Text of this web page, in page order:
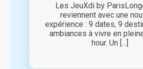
Les JeuXdi by
reviennent avec une
expérience : 9 dates, 9
ambiances à vivre en
hour. Un [...]